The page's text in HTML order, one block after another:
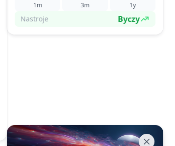
1m 3m 1y
Nastroje Byczy